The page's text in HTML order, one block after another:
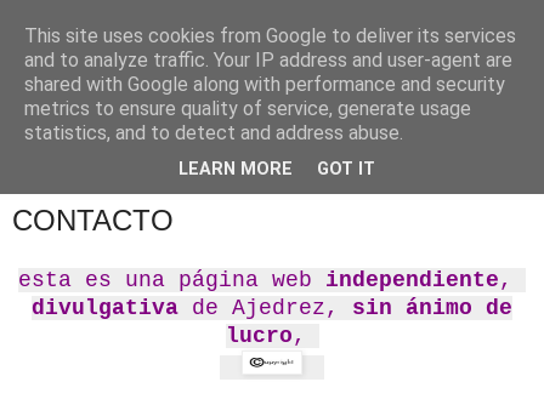
CONTACTO
esta es una página web independiente ,
divulgativa de Ajedrez, sin ánimo de
lucro ,
This site uses cookies from Google to deliver its services
and to analyze traffic. Your IP address and user-agent are
shared with Google along with performance and security
metrics to ensure quality of service, generate usage
statistics, and to detect and address abuse.
LEARN MORE GOT IT